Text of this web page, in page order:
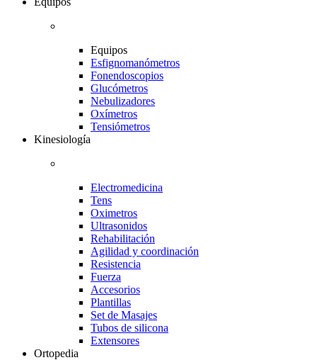
Equipos
Esfignomanómetros
Fonendoscopios
Glucómetros
Nebulizadores
Oxímetros
Tensiómetros
Kinesiología
Electromedicina
Tens
Oximetros
Ultrasonidos
Rehabilitación
Agilidad y coordinación
Resistencia
Fuerza
Accesorios
Plantillas
Set de Masajes
Tubos de silicona
Extensores
Ortopedia